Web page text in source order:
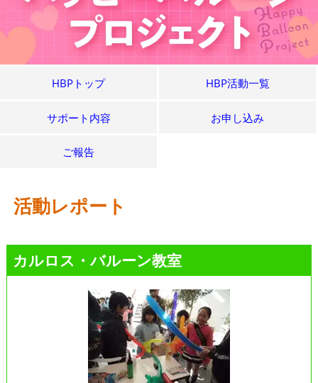
HBPトップ HBP活動一覧
サポート内容 お申し込み
ご報告
活動レポート
カルロス・バルーン教室